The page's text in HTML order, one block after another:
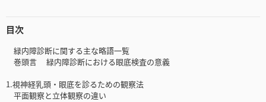
目次
緑内障診断に関する主な略語一覧
巻頭言 緑内障診断における眼底検査の意義
1.視神経乳頭・眼底を診るための観察法
平面観察と立体観察の違い